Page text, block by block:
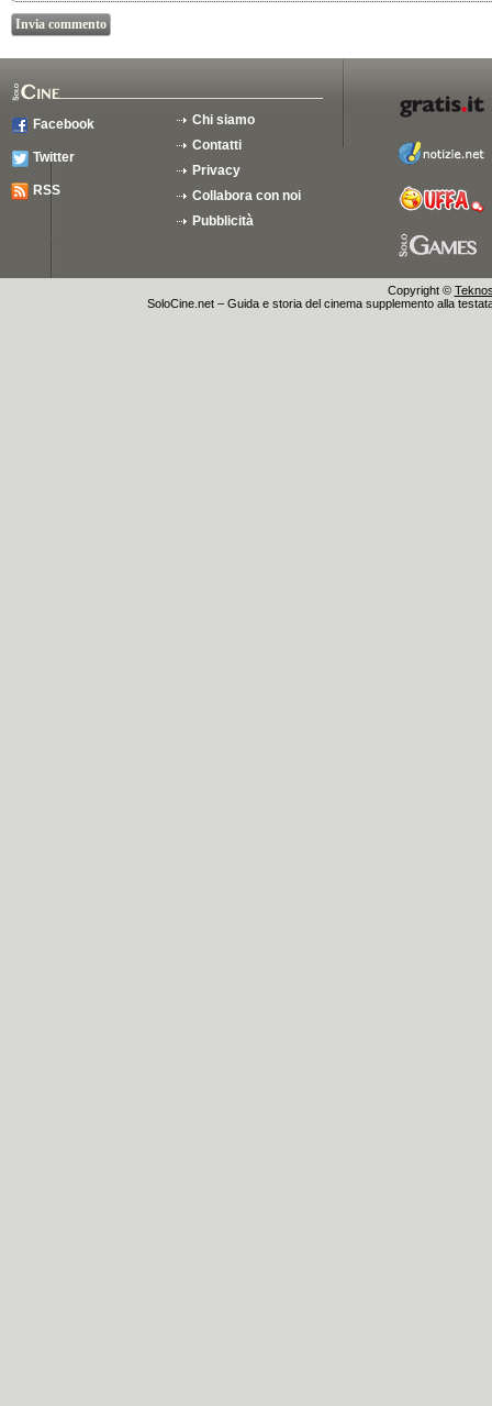
Facebook
Twitter
RSS
Chi siamo
Contatti
Privacy
Collabora con noi
Pubblicità
Copyright ©
SoloCine.net – Guida e storia del cinema supplemento alla